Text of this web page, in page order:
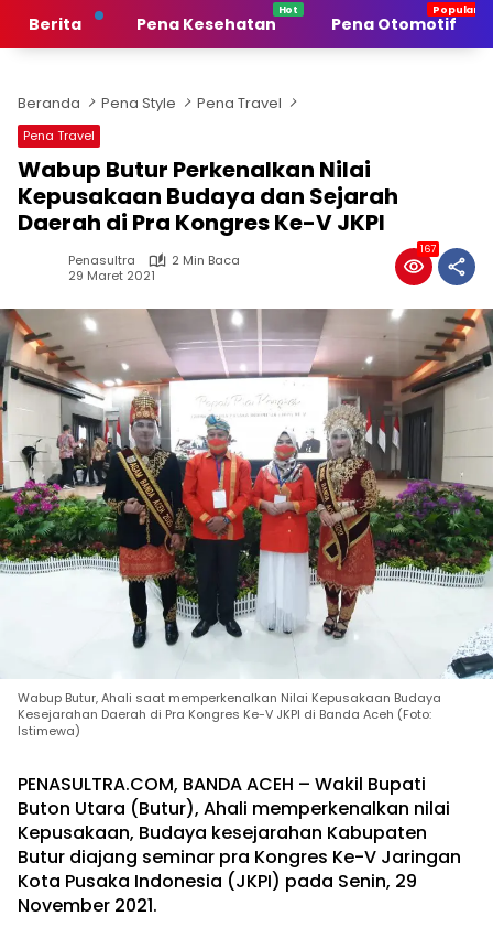
Berita Pena Kesehatan Pena Otomotif
Beranda Pena Style Pena Travel
Pena Travel
Wabup Butur Perkenalkan Nilai
Kepusakaan Budaya dan Sejarah
Daerah di Pra Kongres Ke-V JKPI
Penasultra
2 Min Baca
29 Maret 2021
167
Wabup Butur, Ahali saat memperkenalkan Nilai Kepusakaan Budaya
Kesejarahan Daerah di Pra Kongres Ke-V JKPI di Banda Aceh (Foto:
Istimewa)
PENASULTRA.COM, BANDA ACEH – Wakil Bupati
Buton Utara (Butur), Ahali memperkenalkan nilai
Kepusakaan, Budaya kesejarahan Kabupaten
Butur diajang seminar pra Kongres Ke-V Jaringan
Kota Pusaka Indonesia (JKPI) pada Senin, 29
November 2021.